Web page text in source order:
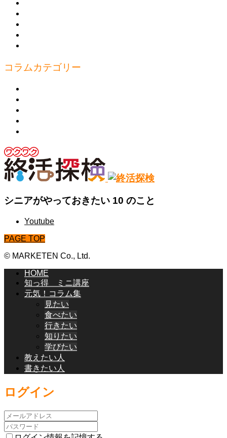
コラムカテゴリー
シニアがやっておきたい 10 のこと
Youtube
PAGE TOP
© MARKETEN Co., Ltd.
HOME
知っ得 ミニ講座
元気！コラム集
見たい
食べたい
行きたい
知りたい
学びたい
教えたい人
書きたい人
ログイン